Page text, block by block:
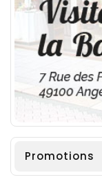
Promotions